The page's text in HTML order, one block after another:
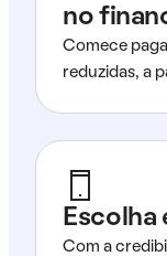
no
Comece
reduzidas, a
Escolha
Com a